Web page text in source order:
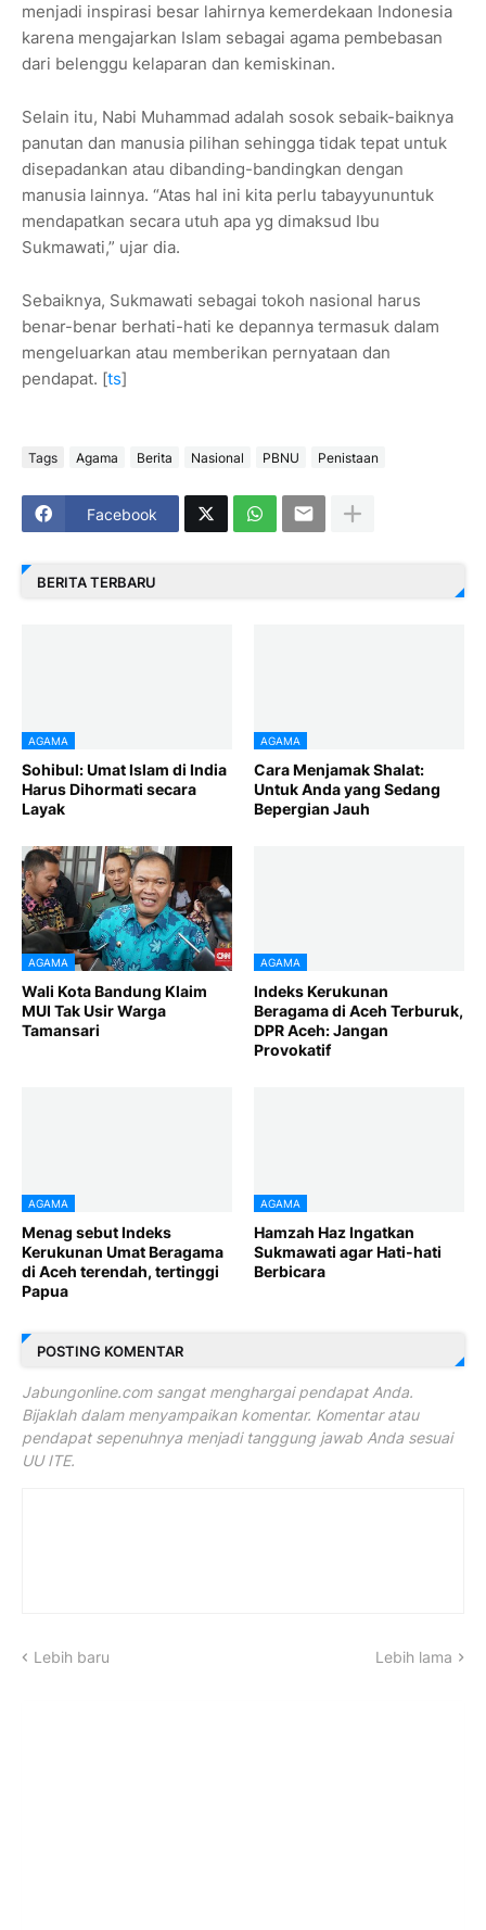
menjadi inspirasi besar lahirnya kemerdekaan Indonesia
karena mengajarkan Islam sebagai agama pembebasan
dari belenggu kelaparan dan kemiskinan.
Selain itu, Nabi Muhammad adalah sosok sebaik-baiknya
panutan dan manusia pilihan sehingga tidak tepat untuk
disepadankan atau dibanding-bandingkan dengan
manusia lainnya. “Atas hal ini kita perlu tabayyununtuk
mendapatkan secara utuh apa yg dimaksud Ibu
Sukmawati,” ujar dia.
Sebaiknya, Sukmawati sebagai tokoh nasional harus
benar-benar berhati-hati ke depannya termasuk dalam
mengeluarkan atau memberikan pernyataan dan
pendapat. [ts]
Tags Agama Berita Nasional PBNU Penistaan
Facebook
BERITA TERBARU
AGAMA
Sohibul: Umat Islam di India
Harus Dihormati secara
Layak
AGAMA
Cara Menjamak Shalat:
Untuk Anda yang Sedang
Bepergian Jauh
AGAMA
Wali Kota Bandung Klaim
MUI Tak Usir Warga
Tamansari
AGAMA
Indeks Kerukunan
Beragama di Aceh Terburuk,
DPR Aceh: Jangan
Provokatif
AGAMA
Menag sebut Indeks
Kerukunan Umat Beragama
di Aceh terendah, tertinggi
Papua
AGAMA
Hamzah Haz Ingatkan
Sukmawati agar Hati-hati
Berbicara
POSTING KOMENTAR
Jabungonline.com sangat menghargai pendapat Anda.
Bijaklah dalam menyampaikan komentar. Komentar atau
pendapat sepenuhnya menjadi tanggung jawab Anda sesuai
UU ITE.
Lebih baru Lebih lama